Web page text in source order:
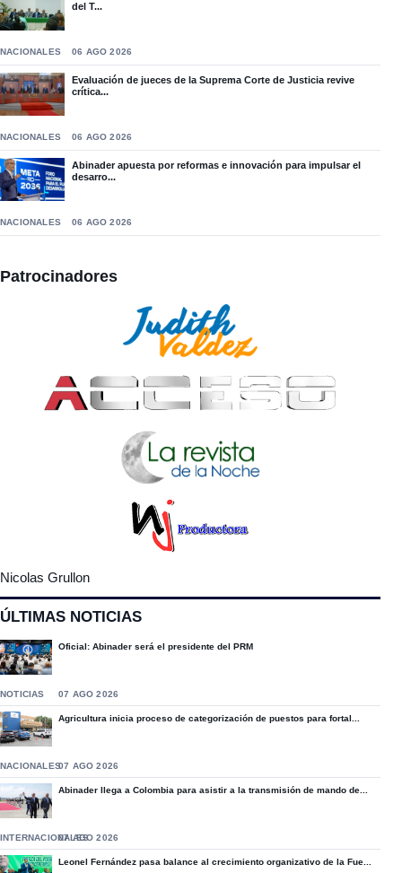
del T...
NACIONALES 06 AGO 2026
Evaluación de jueces de la Suprema Corte de Justicia revive
crítica...
NACIONALES 06 AGO 2026
Abinader apuesta por reformas e innovación para impulsar el
desarro...
NACIONALES 06 AGO 2026
Patrocinadores
Nicolas Grullon
ÚLTIMAS NOTICIAS
Oficial: Abinader será el presidente del PRM
NOTICIAS 07 AGO 2026
Agricultura inicia proceso de categorización de puestos para fortal...
NACIONALES07 AGO 2026
Abinader llega a Colombia para asistir a la transmisión de mando de...
INTERNACIONALES07 AGO 2026
Leonel Fernández pasa balance al crecimiento organizativo de la Fue...